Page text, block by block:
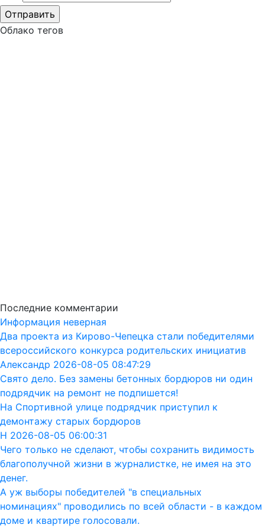
Облако тегов
Последние комментарии
Информация неверная
Два проекта из Кирово-Чепецка стали победителями
всероссийского конкурса родительских инициатив
Александр 2026-08-05 08:47:29
Свято дело. Без замены бетонных бордюров ни один
подрядчик на ремонт не подпишется!
На Спортивной улице подрядчик приступил к
демонтажу старых бордюров
Н 2026-08-05 06:00:31
Чего только не сделают, чтобы сохранить видимость
благополучной жизни в журналистке, не имея на это
денег.
А уж выборы победителей "в специальных
номинациях" проводились по всей области - в каждом
доме и квартире голосовали.